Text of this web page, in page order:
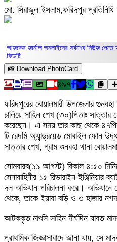
মো. সিরাজুল ইসলাম,ফরিদপুর প্রতিনিধি
আজকের জার্নাল অনলাইনের সর্বশেষ নিউজ
ফিডটি
📸 Download PhotoCard
৪৯৭
ফরিদপুরের বোয়ালমারী উপজেলার
চালিয়ে সাহিন শেখ (৩০)পিতাঃ
করেছেন। এ সময় তার কাছ থেকে
টি রেদমি অ্যান্ড্রয়েড মোবাইল ফোন
সাত্তার শেখ, গ্রাম গুনবহা থানা
সোমবারব(১১ আগস্ট) বিকাল ৪:৫০
সেনাবাহিনীর ১৫ রিভারাইন ইঞ্জিনিয়ার
দল অভিযান পরিচালনা করে। অভিযানে
থেকে, তাকে ইয়াবা বড়ি ও ৩ হাজার
আটককৃত নাৎসি সাহিন দীর্ঘদিন যাবত
প্রাথমিক জিজ্ঞাসাবাদে জানা যায়, সে